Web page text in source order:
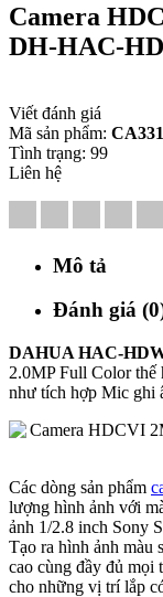
Camera
DH-HAC-
Viết đánh giá
Mã sản phẩm:
Tình trạng: 99
Liên hệ
Mô tả
Đánh giá
DAHUA HAC-
2.0MP Full Color thế
như tích hợp Mic ghi
Các dòng sản phẩm
lượng hình ảnh với
ảnh 1/2.8 inch Sony
Tạo ra hình ảnh màu
cao cùng đầy đủ mọi
cho những vị trí lắp